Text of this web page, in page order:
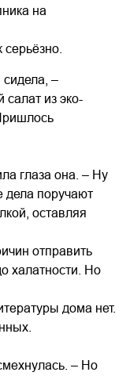
на
–
салат из эко-
глаза она. – Ну
дела поручают
оставляя
отправить
халатности. Но
дома нет.
– Но